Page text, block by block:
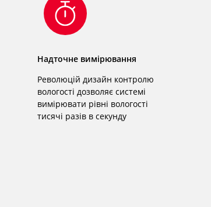
Надточне вимірювання
Революцій дизайн контролю
вологості дозволяє системі
вимірювати рівні вологості
тисячі разів в секунду